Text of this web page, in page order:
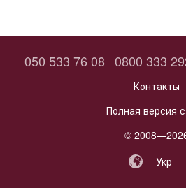
050 533 76 08 0800 333
Контакты
Полная версия
©
Укр